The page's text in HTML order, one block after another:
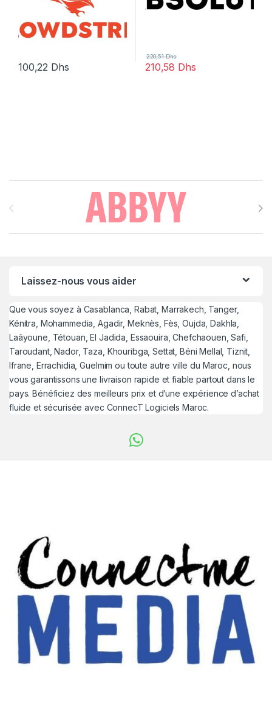
100,22 Dhs 210,58 Dhs
220,51Dhs
Brands Carousel
Laissez-nous vous aider
Que vous soyez à Casablanca, Rabat, Marrakech, Tanger,
Kénitra, Mohammedia, Agadir, Meknès, Fès, Oujda, Dakhla,
Laâyoune, Tétouan, El Jadida, Essaouira, Chefchaouen, Safi,
Taroudant, Nador, Taza, Khouribga, Settat, Béni Mellal, Tiznit,
Ifrane, Errachidia, Guelmim ou toute autre ville du Maroc, nous
vous garantissons une livraison rapide et fiable partout dans le
pays. Bénéficiez des meilleurs prix et d’une expérience d’achat
fluide et sécurisée avec ConnecT Logiciels Maroc.